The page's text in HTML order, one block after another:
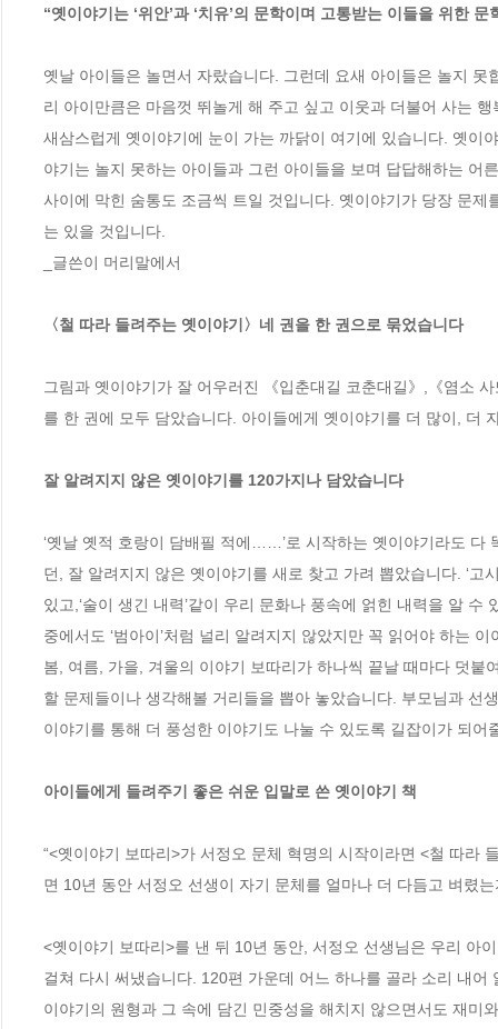
“옛이야기는 ‘위안’과 ‘치유’의 문학이며 고통받는 이들을 위한 문
옛날 아이들은 놀면서 자랐습니다. 그런데 요새 아이들은 놀지
리 아이만큼은 마음껏 뛰놀게 해 주고 싶고 이웃과 더불어 사는
새삼스럽게 옛이야기에 눈이 가는 까닭이 여기에 있습니다. 옛이
야기는 놀지 못하는 아이들과 그런 아이들을 보며 답답해하는 어
사이에 막힌 숨통도 조금씩 트일 것입니다. 옛이야기가 당장 문
는 있을 것입니다.
_글쓴이 머리말에서
〈철 따라 들려주는 옛이야기〉네 권을 한 권으로 묶었습니다
그림과 옛이야기가 잘 어우러진 《입춘대길 코춘대길》,《염소
를 한 권에 모두 담았습니다. 아이들에게 옛이야기를 더 많이, 더
잘 알려지지 않은 옛이야기를 120가지나 담았습니다
‘옛날 옛적 호랑이 담배필 적에……’로 시작하는 옛이야기라도
던, 잘 알려지지 않은 옛이야기를 새로 찾고 가려 뽑았습니다. ‘고
있고,‘술이 생긴 내력’같이 우리 문화나 풍속에 얽힌 내력을 알
중에서도 ‘범아이’처럼 널리 알려지지 않았지만 꼭 읽어야 하는
봄, 여름, 가을, 겨울의 이야기 보따리가 하나씩 끝날 때마다 덧붙
할 문제들이나 생각해볼 거리들을 뽑아 놓았습니다. 부모님과 선
이야기를 통해 더 풍성한 이야기도 나눌 수 있도록 길잡이가 되어
아이들에게 들려주기 좋은 쉬운 입말로 쓴 옛이야기 책
“<옛이야기 보따리>가 서정오 문체 혁명의 시작이라면 <철 따라
면 10년 동안 서정오 선생이 자기 문체를 얼마나 더 다듬고 벼렸
<옛이야기 보따리>를 낸 뒤 10년 동안, 서정오 선생님은 우리 아
걸쳐 다시 써냈습니다. 120편 가운데 어느 하나를 골라 소리 내
이야기의 원형과 그 속에 담긴 민중성을 해치지 않으면서도 재미